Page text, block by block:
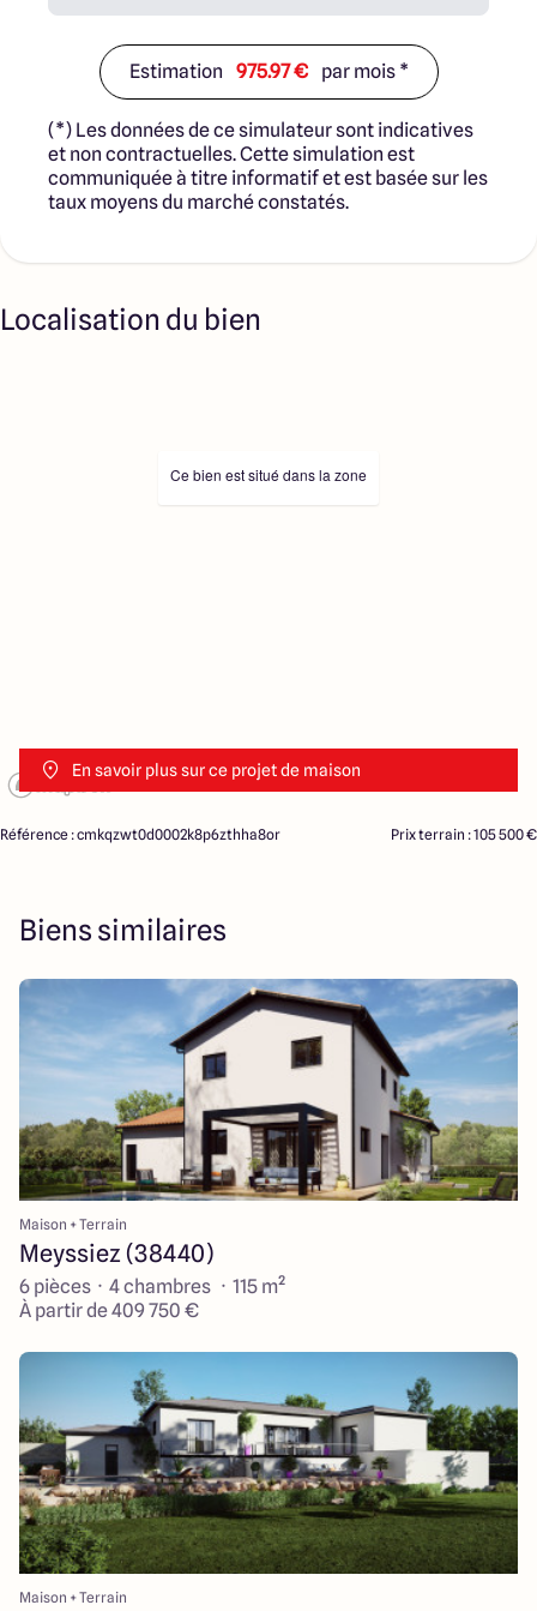
Estimation 975.97 € par mois *
(*) Les données de ce simulateur sont indicatives
et non contractuelles. Cette simulation est
communiquée à titre informatif et est basée sur les
taux moyens du marché constatés.
Localisation du bien
En savoir plus sur ce projet de maison
Ce bien est situé dans la zone
Référence : cmkqzwt0d0002k8p6zthha8or Prix terrain : 105 500 €
Biens similaires
Maison + Terrain
Meyssiez (38440)
6 pièces · 4 chambres · 115 m²
À partir de 409 750 €
Maison + Terrain